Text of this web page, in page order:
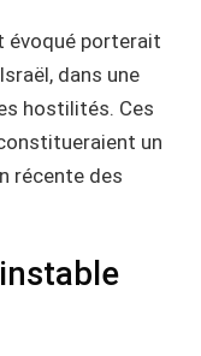
évoqué porterait
dans une
hostilités. Ces
un
récente des